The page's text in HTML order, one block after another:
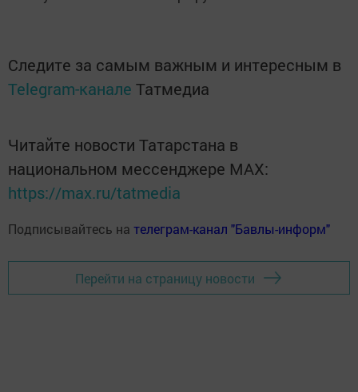
Следите за самым важным и интересным в
Telegram-канале Татмедиа
Читайте новости Татарстана в
национальном мессенджере MАХ:
https://max.ru/tatmedia
Подписывайтесь на телеграм-канал "Бавлы-информ"
Перейти на страницу новости